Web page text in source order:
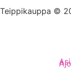
Teippikauppa ©